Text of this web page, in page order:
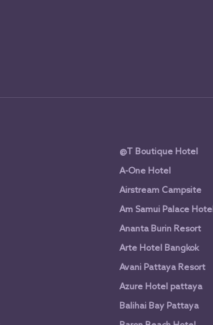
@T Boutique Hotel
A-One Hotel
Airstream Campsite
Am Samui Palace Hotel
Ananta Burin Resort
Arte Hotel Bangkok
Avani Pattaya Resort
Azure Hotel pattaya
Balihai Bay Pattaya